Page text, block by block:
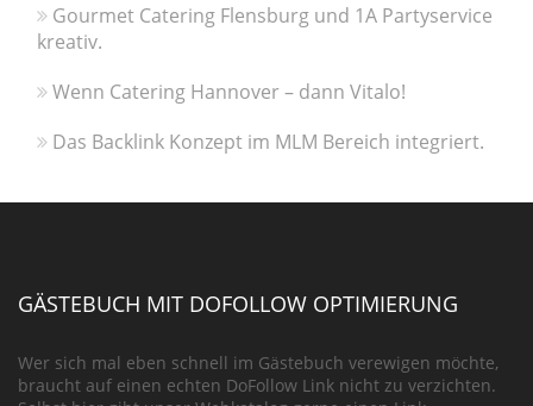
Gourmet Catering Flensburg und 1A Partyservice
kreativ.
Wenn Catering Hannover – dann Vitalo!
Das Backlink Konzept im MLM Bereich integriert.
GÄSTEBUCH MIT DOFOLLOW OPTIMIERUNG
Wer sich mal eben schnell im Gästebuch verewigen möchte,
braucht auf einen echten DoFollow Link nicht zu verzichten.